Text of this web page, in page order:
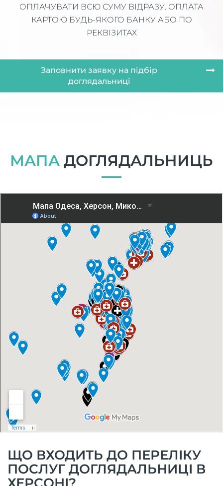
ОПЛАЧУВАТИ ВСЮ СУМУ ВІДРАЗУ. ОПЛАТА
КАРТОЮ БУДЬ-ЯКОГО БАНКУ АБО ПО
РЕКВІЗИТАХ
Заповнити заявку на підбір
доглядальниці
МАПА ДОГЛЯДАЛЬНИЦЬ
ЩО ВХОДИТЬ ДО ПЕРЕЛІКУ
ПОСЛУГ ДОГЛЯДАЛЬНИЦІ В